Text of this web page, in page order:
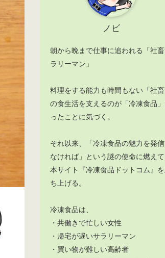
ノビ
朝から晩まで仕事に追われる「社
ラリーマン」
料理をする能力も時間もない「社畜
の食生活を支えるのが「冷凍食品
ったことに気づく。
それ以来、「冷凍食品の魅力を発信
なければ」という謎の使命に燃えて
本サイト『冷凍食品ドットコム』
ち上げる。
冷凍食品は、
・共働きで忙しい女性
・帰宅が遅いサラリーマン
・買い物が難しい高齢者